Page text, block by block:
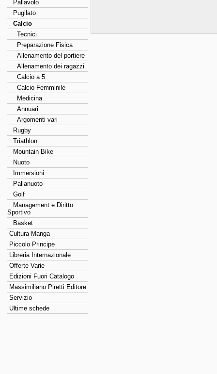
Pallavolo
Pugilato
Calcio
Tecnici
Preparazione Fisica
Allenamento del portiere
Allenamento dei ragazzi
Calcio a 5
Calcio Femminile
Medicina
Annuari
Argomenti vari
Rugby
Triathlon
Mountain Bike
Nuoto
Immersioni
Pallanuoto
Golf
Management e Diritto
Sportivo
Basket
Cultura Manga
Piccolo Principe
Libreria Internazionale
Offerte Varie
Edizioni Fuori Catalogo
Massimiliano Piretti Editore
Servizio
Ultime schede